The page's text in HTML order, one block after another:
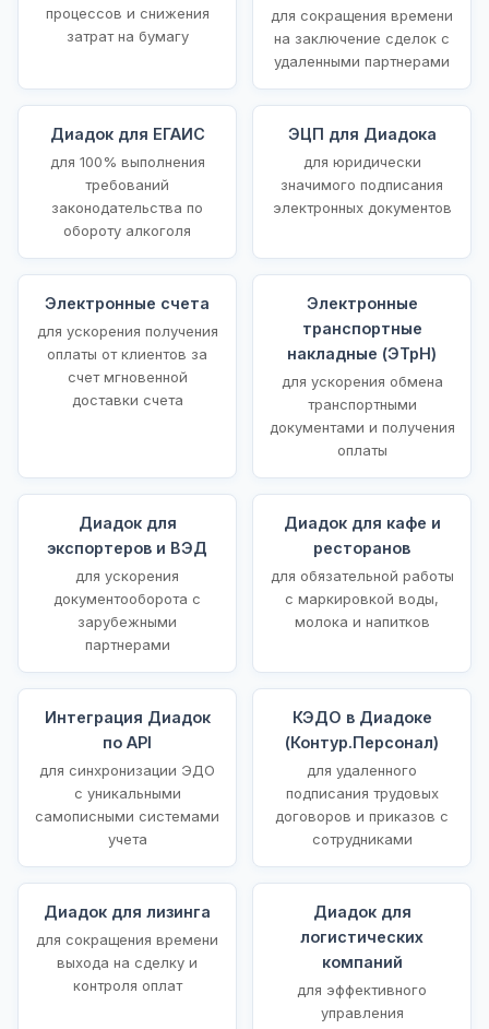
процессов и снижения
затрат на бумагу
для сокращения времени
на заключение сделок с
удаленными партнерами
Диадок для ЕГАИС
для 100% выполнения
требований
законодательства по
обороту алкоголя
ЭЦП для Диадока
для юридически
значимого подписания
электронных документов
Электронные счета
для ускорения получения
оплаты от клиентов за
счет мгновенной
доставки счета
Электронные
транспортные
накладные (ЭТрН)
для ускорения обмена
транспортными
документами и получения
оплаты
Диадок для
экспортеров и ВЭД
для ускорения
документооборота с
зарубежными
партнерами
Диадок для кафе и
ресторанов
для обязательной работы
с маркировкой воды,
молока и напитков
Интеграция Диадок
по API
для синхронизации ЭДО
с уникальными
самописными системами
учета
КЭДО в Диадоке
(Контур.Персонал)
для удаленного
подписания трудовых
договоров и приказов с
сотрудниками
Диадок для лизинга
для сокращения времени
выхода на сделку и
контроля оплат
Диадок для
логистических
компаний
для эффективного
управления